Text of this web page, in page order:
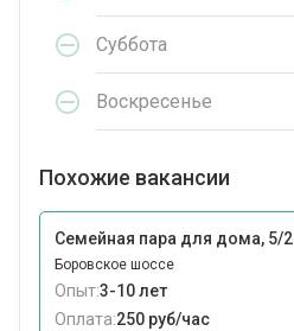
Суббота
Воскресенье
Похожие вакансии
Семейная пара для дома, 5/2
Боровское шоссе
Опыт:3-10 лет
Оплата:250 руб/час